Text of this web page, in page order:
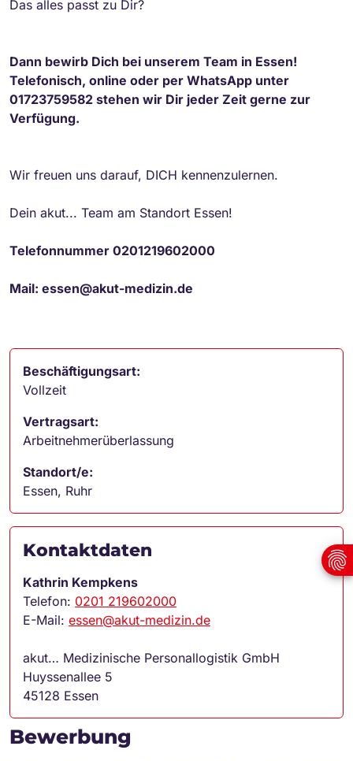
Das alles passt zu Dir?
Dann bewirb Dich bei unserem Team in Essen!
Telefonisch, online oder per WhatsApp unter
01723759582 stehen wir Dir jeder Zeit gerne zur
Verfügung.
Wir freuen uns darauf, DICH kennenzulernen.
Dein akut... Team am Standort Essen!
Telefonnummer 0201219602000
Mail: essen@akut-medizin.de
Beschäftigungsart:
Vollzeit
Vertragsart:
Arbeitnehmerüberlassung
Standort/e:
Essen, Ruhr
Kontaktdaten
Kathrin Kempkens
Telefon: 0201 219602000
E-Mail: essen@akut-medizin.de
akut… Medizinische Personallogistik GmbH
Huyssenallee 5
45128 Essen
Bewerbung